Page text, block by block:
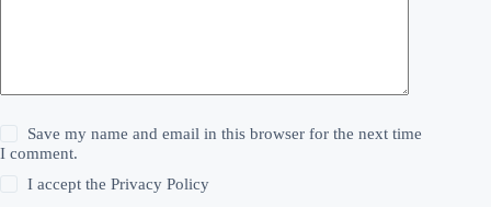
Save my name and email in this browser for the next time
I comment.
I accept thePrivacy Policy